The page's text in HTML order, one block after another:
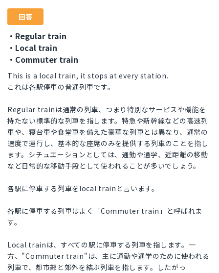
回答
・Regular train
・Local train
・Commuter train
This is a local train, it stops at every station.
これは各駅停車の普通列車です。
Regular trainは通常の列車、つまり特別なサービスや機能を
持たない標準的な列車を指します。特急や新幹線などの高速列
車や、寝台車や食堂車を備えた豪華な列車とは異なり、通常の
速度で運行し、基本的な座席のみを提供する列車のことを指し
ます。シチュエーションとしては、通勤や通学、近距離の移動
など日常的な移動手段として使われることが多いでしょう。
各駅に停車する列車をlocal trainと言います。
各駅に停車する列車はよく「Commuter train」と呼ばれま
す。
Local trainは、すべての駅に停車する列車を指します。一
方、"Commuter train"は、主に通勤や通学のために使われる
列車で、都市部と郊外を結ぶ列車を指します。したがっ